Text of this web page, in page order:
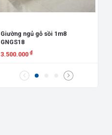
Giường ngủ gỗ sồi 1m8
GNGS18
3.500.000₫